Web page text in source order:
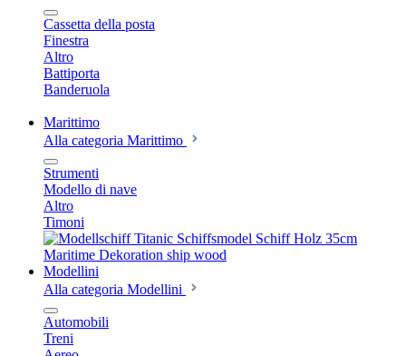
Cassetta della posta
Finestra
Altro
Battiporta
Banderuola
Marittimo
Alla categoria Marittimo
Strumenti
Modello di nave
Altro
Timoni
Modellini
Alla categoria Modellini
Automobili
Treni